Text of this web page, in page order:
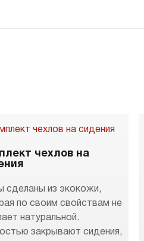
чехлов на
сделаны из экокожи,
по своим свойствам не
натуральной.
закрывают сидения,